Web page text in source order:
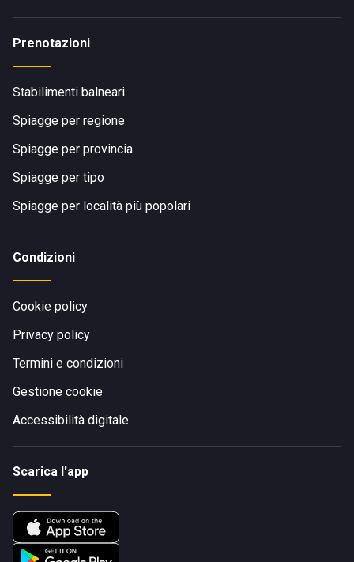
Prenotazioni
Stabilimenti balneari
Spiagge per regione
Spiagge per provincia
Spiagge per tipo
Spiagge per località più popolari
Condizioni
Cookie policy
Privacy policy
Termini e condizioni
Gestione cookie
Accessibilità digitale
Scarica l'app